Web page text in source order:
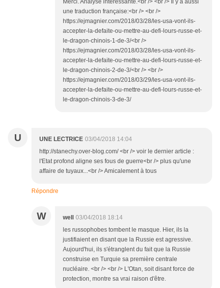
Merci. Analyse intéressante.<br /> <br /> Il y a aussi
une traduction française:<br /> <br />
https://ejmagnier.com/2018/03/28/les-usa-vont-ils-
accepter-la-defaite-ou-mettre-au-defi-lours-russe-et-
le-dragon-chinois-1-de-3/<br />
https://ejmagnier.com/2018/03/28/les-usa-vont-ils-
accepter-la-defaite-ou-mettre-au-defi-lours-russe-et-
le-dragon-chinois-2-de-3/<br /> <br />
https://ejmagnier.com/2018/03/29/les-usa-vont-ils-
accepter-la-defaite-ou-mettre-au-defi-lours-russe-et-
le-dragon-chinois-3-de-3/
U UNE LECTRICE 03/04/2018 14:04
http://stanechy.over-blog.com/ <br /> voir le dernier article :
l'Etat profond aligne ses fous de guerre<br /> plus qu'une
affaire de tuyaux...<br /> Amicalement à tous
Répondre
W well
03/04/2018 18:14
les russophobes tombent le masque. Hier, ils la
justifiaient en disant que la Russie est agressive.
Aujourd'hui, ils s'étranglent du fait que la Russie
construise en Turquie sa première centrale
nucléaire. <br /> <br /> L'Otan, soit disant force de
protection, montre sa vrai raison d'être.